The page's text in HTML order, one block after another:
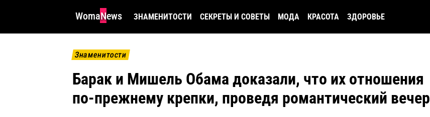
WomaNews ЗНАМЕНИТОСТИ СЕКРЕТЫ И СОВЕТЫ МОДА КРАСОТА ЗДОРОВЬЕ
Знаменитости
Барак и Мишель Обама доказали, что их отношения
по-прежнему крепки, проведя романтический вечер